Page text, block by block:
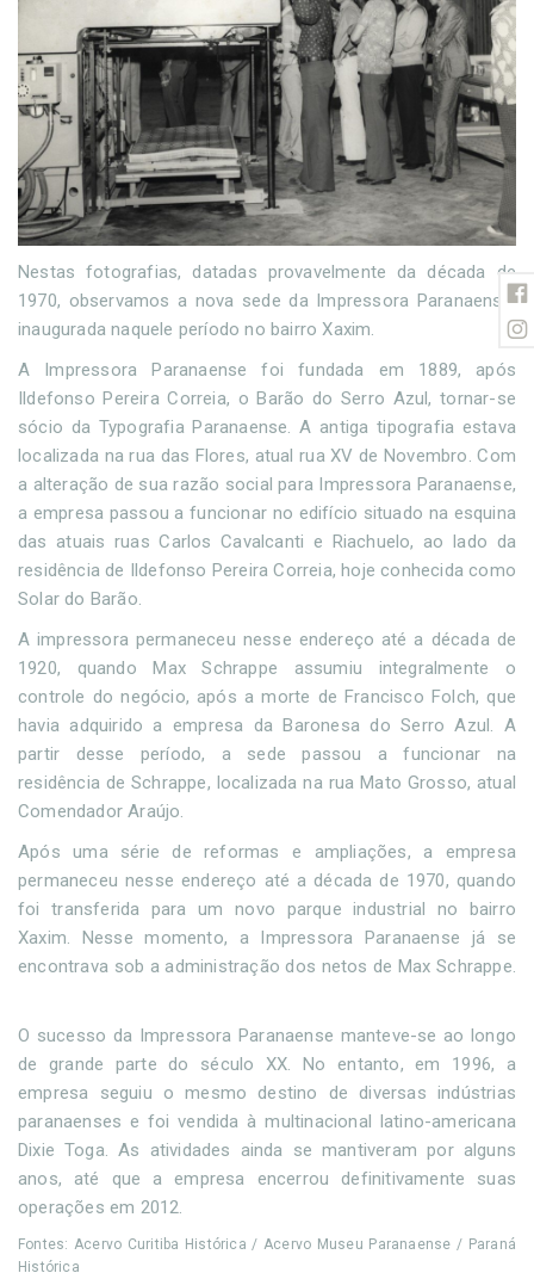
Nestas fotografias, datadas provavelmente da década de
1970, observamos a nova sede da Impressora Paranaense,
inaugurada naquele período no bairro Xaxim.
A Impressora Paranaense foi fundada em 1889, após
Ildefonso Pereira Correia, o Barão do Serro Azul, tornar-se
sócio da Typografia Paranaense. A antiga tipografia estava
localizada na rua das Flores, atual rua XV de Novembro. Com
a alteração de sua razão social para Impressora Paranaense,
a empresa passou a funcionar no edifício situado na esquina
das atuais ruas Carlos Cavalcanti e Riachuelo, ao lado da
residência de Ildefonso Pereira Correia, hoje conhecida como
Solar do Barão.
A impressora permaneceu nesse endereço até a década de
1920, quando Max Schrappe assumiu integralmente o
controle do negócio, após a morte de Francisco Folch, que
havia adquirido a empresa da Baronesa do Serro Azul. A
partir desse período, a sede passou a funcionar na
residência de Schrappe, localizada na rua Mato Grosso, atual
Comendador Araújo.
Após uma série de reformas e ampliações, a empresa
permaneceu nesse endereço até a década de 1970, quando
foi transferida para um novo parque industrial no bairro
Xaxim. Nesse momento, a Impressora Paranaense já se
encontrava sob a administração dos netos de Max Schrappe.
O sucesso da Impressora Paranaense manteve-se ao longo
de grande parte do século XX. No entanto, em 1996, a
empresa seguiu o mesmo destino de diversas indústrias
paranaenses e foi vendida à multinacional latino-americana
Dixie Toga. As atividades ainda se mantiveram por alguns
anos, até que a empresa encerrou definitivamente suas
operações em 2012.
Fontes: Acervo Curitiba Histórica / Acervo Museu Paranaense / Paraná
Histórica